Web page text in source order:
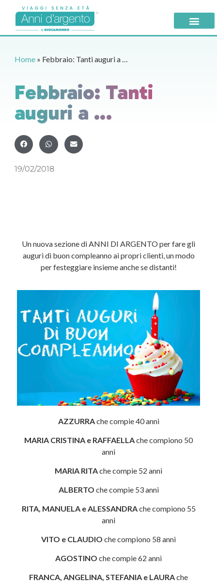
Home » Febbraio: Tanti auguri a …
Febbraio: Tanti
auguri a …
19/02/2018
Un nuova sezione di ANNI DI ARGENTO per fare gli
auguri di buon compleanno ai propri clienti, un modo
per festeggiare insieme anche se distanti!
AZZURRAche compie 40 anni
MARIA CRISTINA e RAFFAELLAche compiono 50
anni
MARIA RITAche compie 52 anni
ALBERTO che compie 53 anni
RITA, MANUELA e ALESSANDRAche compiono 55
anni
VITO e CLAUDIO che compiono 58 anni
AGOSTINO che compie 62 anni
FRANCA, ANGELINA, STEFANIA e LAURAche